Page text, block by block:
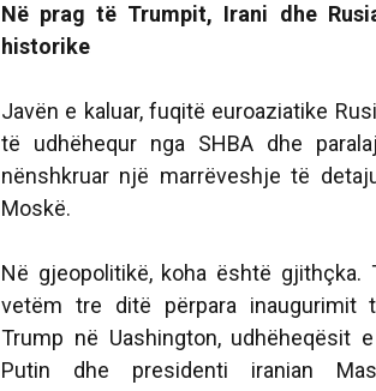
Në prag të Trumpit, Irani dhe
historike
Javën e kaluar, fuqitë euroaziatike
të udhëhequr nga SHBA dhe
nënshkruar një marrëveshje të
Moskë.
Në gjeopolitikë, koha është gjithçka.
vetëm tre ditë përpara inaugurimit
Trump në Uashington, udhëheqësit
Putin dhe presidenti iranian